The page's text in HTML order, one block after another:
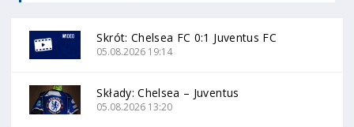
Skrót: Chelsea FC 0:1 Juventus FC
05.08.2026 19:14
Składy: Chelsea – Juventus
05.08.2026 13:20